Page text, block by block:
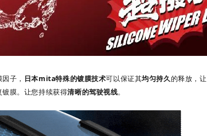
子， 日本mita特殊的镀膜技术可以保证其均匀持久的释放，
膜。让您持续获得清晰的驾驶视线。